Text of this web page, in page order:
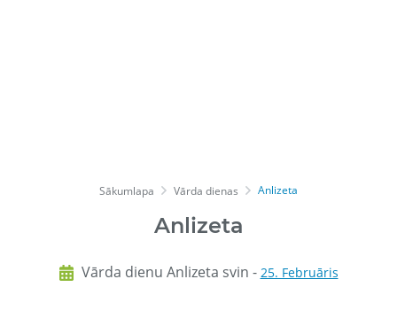
Sākumlapa Vārda dienas Anlizeta
Anlizeta
Vārda dienu Anlizeta svin - 25. Februāris